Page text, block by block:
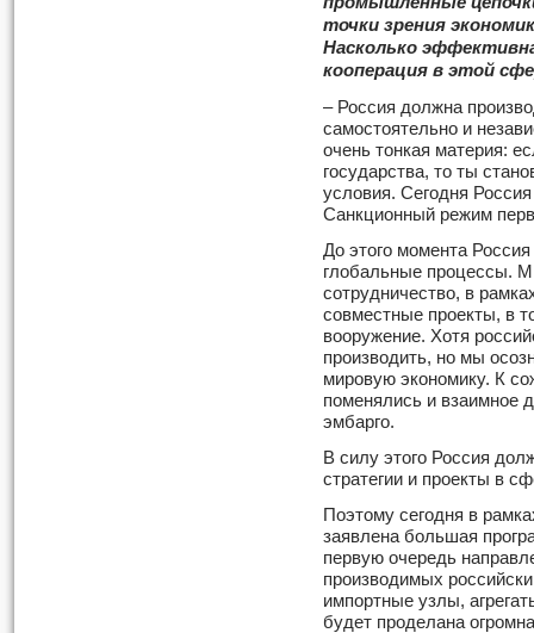
точки зрения
Насколько
кооперация в этой
– Россия должна
самостоятельно и
очень тонкая материя:
государства, то ты
условия. Сегодня
Санкционный режим
До этого момента
глобальные процессы.
сотрудничество, в
совместные проекты, в
вооружение. Хотя
производить, но мы
мировую экономику. К
поменялись и взаимное
эмбарго.
В силу этого Россия
стратегии и проекты в
Поэтому сегодня в
заявлена большая
первую очередь
производимых
импортные узлы,
будет проделана